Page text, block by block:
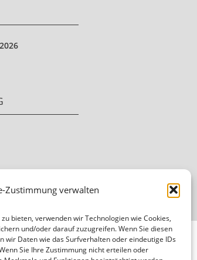
Zustimmung verwalten
bieten, verwenden wir Technologien wie Cookies,
und/oder darauf zuzugreifen. Wenn Sie diesen
wir Daten wie das Surfverhalten oder eindeutige IDs
Sie Ihre Zustimmung nicht erteilen oder